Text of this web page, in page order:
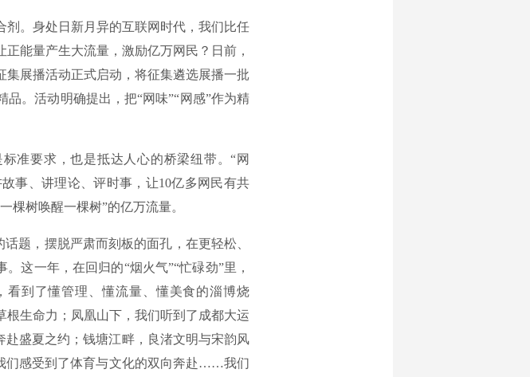
。身处日新月异的互联网时代，我们比任
能量产生大流量，激励亿万网民？日前，
集展播活动正式启动，将征集遴选展播一批
。活动明确提出，把“网味”“网感”作为精
准要求，也是抵达人心的桥梁纽带。“网
事、讲理论、评时事，让10亿多网民有共
棵树唤醒一棵树”的亿万流量。
题，摆脱严肃而刻板的面孔，在更轻松、
这一年，在回归的“烟火气”“忙碌劲”里，
看到了懂管理、懂流量、懂美食的淄博烧
根生命力；凤凰山下，我们听到了成都大运
盛夏之约；钱塘江畔，良渚文明与宋韵风
们感受到了体育与文化的双向奔赴……我们